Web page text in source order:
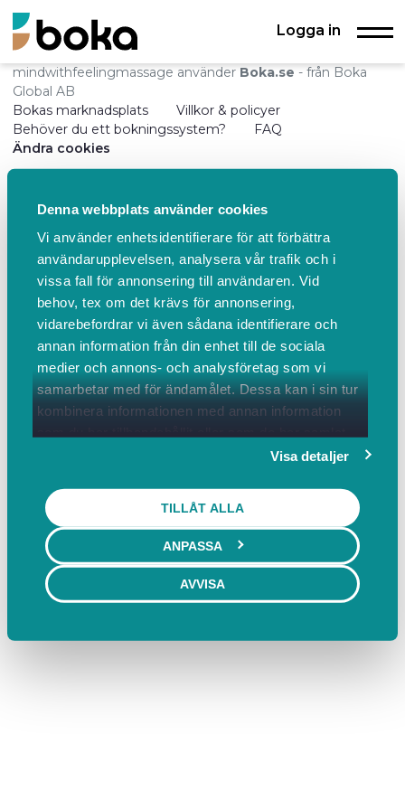
Denna webbplats använder cookies
Vi använder enhetsidentifierare för att förbättra
användarupplevelsen, analysera vår trafik och i
vissa fall för annonsering till användaren. Vid
behov, tex om det krävs för annonsering,
vidarebefordrar vi även sådana identifierare och
annan information från din enhet till de sociala
medier och annons- och analysföretag som vi
samarbetar med för ändamålet. Dessa kan i sin tur
kombinera informationen med annan information
Visa detaljer
TILLÅT ALLA
ANPASSA
AVVISA
Logga in
mindwithfeelingmassage använder Boka.se - från Boka
Global AB
Bokas marknadsplats
Villkor & policyer
Behöver du ett bokningssystem?
FAQ
Ändra cookies